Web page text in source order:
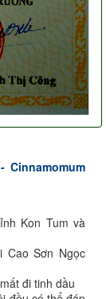
Cinnamomum
Kon Tum và
Cao Sơn Ngọc
đi tinh dầu